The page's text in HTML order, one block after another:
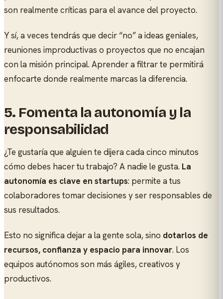
son realmente críticas para el avance del proyecto.
Y sí, a veces tendrás que decir “no” a ideas geniales,
reuniones improductivas o proyectos que no encajan
con la misión principal. Aprender a filtrar te permitirá
enfocarte donde realmente marcas la diferencia.
5. Fomenta la autonomía y la
responsabilidad
¿Te gustaría que alguien te dijera cada cinco minutos
cómo debes hacer tu trabajo? A nadie le gusta. La
autonomía es clave en startups: permite a tus
colaboradores tomar decisiones y ser responsables de
sus resultados.
Esto no significa dejar a la gente sola, sino dotarlos de
recursos, confianza y espacio para innovar. Los
equipos autónomos son más ágiles, creativos y
productivos.